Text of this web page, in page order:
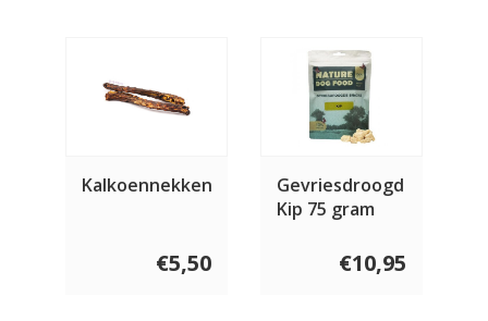
Kalkoennekken
€5,50
Gevriesdroogd
Kip 75 gram
€10,95